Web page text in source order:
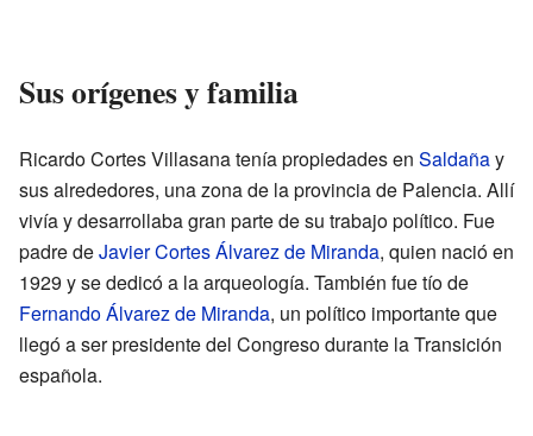
Sus orígenes y familia
Ricardo Cortes Villasana tenía propiedades en Saldañay
sus alrededores, una zona de la provincia de Palencia. Allí
vivía y desarrollaba gran parte de su trabajo político. Fue
padre deJavier Cortes Álvarez de Miranda, quien nació en
1929 y se dedicó a la arqueología. También fue tío de
Fernando Álvarez de Miranda, un político importante que
llegó a ser presidente del Congreso durante la Transición
española.